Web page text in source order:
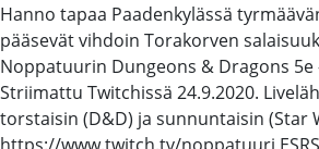
Hanno tapaa Paadenkylässä
pääsevät vihdoin Torakorven
Noppatuurin Dungeons & Dragons
Striimattu Twitchissä 24.9.2020.
torstaisin (D&D) ja sunnuntaisin (Star